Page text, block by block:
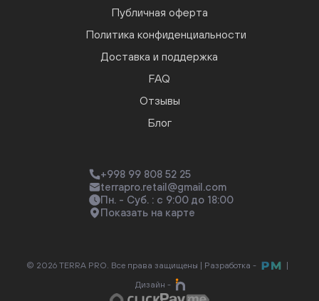
Публичная оферта
Политика конфиденциальности
Доставка и поддержка
FAQ
Отзывы
Блог
+998 99 808 52 25
terrapro.retail@gmail.com
Пн. - Суб. : с 9:00 до 18:00
Показать на карте
© 2026 TERRA PRO. Все права защищены | Разработка -
Дизайн -